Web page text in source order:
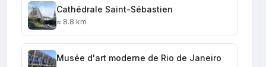
Cathédrale Saint-Sébastien
≈ 8.8 km
Musée d'art moderne de Rio de Janeiro